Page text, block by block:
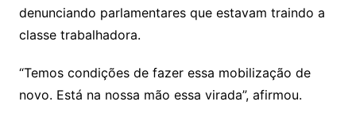
denunciando parlamentares que estavam traindo a
classe trabalhadora.
“Temos condições de fazer essa mobilização de
novo. Está na nossa mão essa virada”, afirmou.